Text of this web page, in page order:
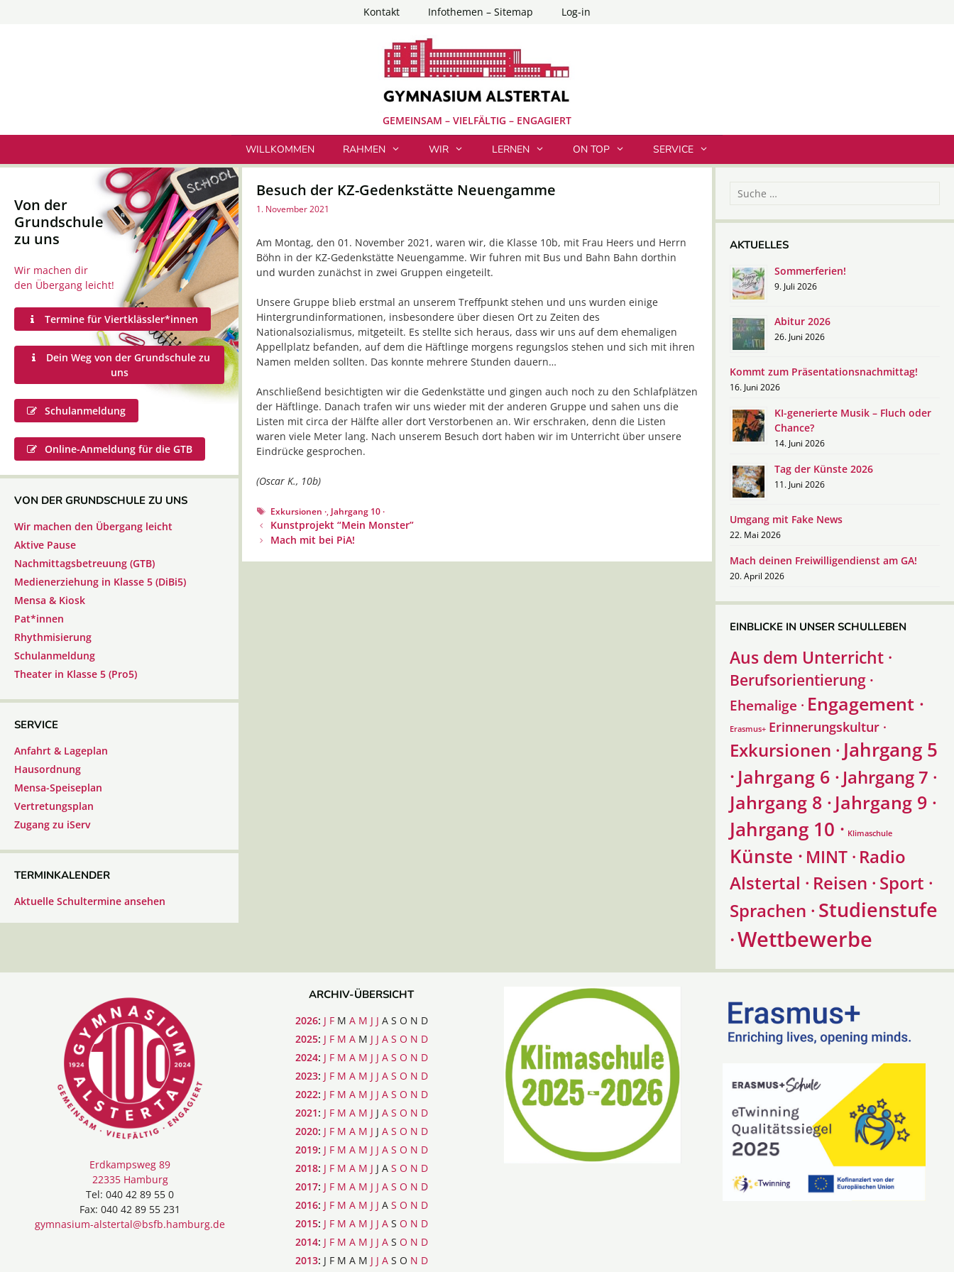
Kontakt Infothemen – Sitemap Log-in
GEMEINSAM – VIELFÄLTIG – ENGAGIERT
WILLKOMMEN RAHMEN WIR LERNEN ON TOP SERVICE
Besuch der KZ-Gedenkstätte Neuengamme
1. November 2021
Am Montag, den 01. November 2021, waren wir, die Klasse 10b, mit Frau Heers und Herrn
Böhn in der KZ-Gedenkstätte Neuengamme. Wir fuhren mit Bus und Bahn Bahn dorthin
und wurden zunächst in zwei Gruppen eingeteilt.
Unsere Gruppe blieb erstmal an unserem Treffpunkt stehen und uns wurden einige
Hintergrundinformationen, insbesondere über diesen Ort zu Zeiten des
Nationalsozialismus, mitgeteilt. Es stellte sich heraus, dass wir uns auf dem ehemaligen
Appellplatz befanden, auf dem die Häftlinge morgens regungslos stehen und sich mit ihren
Namen melden sollten. Das konnte mehrere Stunden dauern…
Anschließend besichtigten wir die Gedenkstätte und gingen auch noch zu den Schlafplätzen
der Häftlinge. Danach trafen wir uns wieder mit der anderen Gruppe und sahen uns die
Listen mit circa der Hälfte aller dort Verstorbenen an. Wir erschraken, denn die Listen
waren viele Meter lang. Nach unserem Besuch dort haben wir im Unterricht über unsere
Eindrücke gesprochen.
(Oscar K., 10b)
Schlagwörter
Exkursionen · Jahrgang 10 ·
Beitrags-
Navigation
Kunstprojekt “Mein Monster”
Mach mit bei PiA!
Von der
Grundschule
zu uns
Wir machen dir
den Übergang leicht!
Termine für Viertklässler*innen
Dein Weg von der Grundschule zu
uns
Schulanmeldung
Online-Anmeldung für die GTB
VON DER GRUNDSCHULE ZU UNS
Wir machen den Übergang leicht
Aktive Pause
Nachmittagsbetreuung (GTB)
Medienerziehung in Klasse 5 (DiBi5)
Mensa & Kiosk
Pat*innen
Rhythmisierung
Schulanmeldung
Theater in Klasse 5 (Pro5)
SERVICE
Anfahrt & Lageplan
Hausordnung
Mensa-Speiseplan
Vertretungsplan
Zugang zu iServ
TERMINKALENDER
Aktuelle Schultermine ansehen
Suche
AKTUELLES
Sommerferien!
9. Juli 2026
Abitur 2026
26. Juni 2026
Kommt zum Präsentationsnachmittag!
16. Juni 2026
KI-generierte Musik – Fluch oder
Chance?
14. Juni 2026
Tag der Künste 2026
11. Juni 2026
Umgang mit Fake News
22. Mai 2026
Mach deinen Freiwilligendienst am GA!
20. April 2026
EINBLICKE IN UNSER SCHULLEBEN
Aus dem Unterricht ·
Berufsorientierung ·
Ehemalige · Engagement ·
Erasmus+ Erinnerungskultur ·
Exkursionen · Jahrgang 5
· Jahrgang 6 · Jahrgang 7 ·
Jahrgang 8 · Jahrgang 9 ·
Jahrgang 10 · Klimaschule
Künste · MINT · Radio
Alstertal · Reisen · Sport ·
Sprachen · Studienstufe
·Wettbewerbe
Erdkampsweg 89
22335 Hamburg
Tel: 040 42 89 55 0
Fax: 040 42 89 55 231
gymnasium-alstertal@bsfb.hamburg.de
ARCHIV-ÜBERSICHT
2026: J F M A M J J A S O N D
2025: J F M A M J J A S O N D
2024: J F M A M J J A S O N D
2023: J F M A M J J A S O N D
2022: J F M A M J J A S O N D
2021: J F M A M J J A S O N D
2020: J F M A M J J A S O N D
2019: J F M A M J J A S O N D
2018: J F M A M J J A S O N D
2017: J F M A M J J A S O N D
2016: J F M A M J J A S O N D
2015: J F M A M J J A S O N D
2014: J F M A M J J A S O N D
2013: J F M A M J J A S O N D